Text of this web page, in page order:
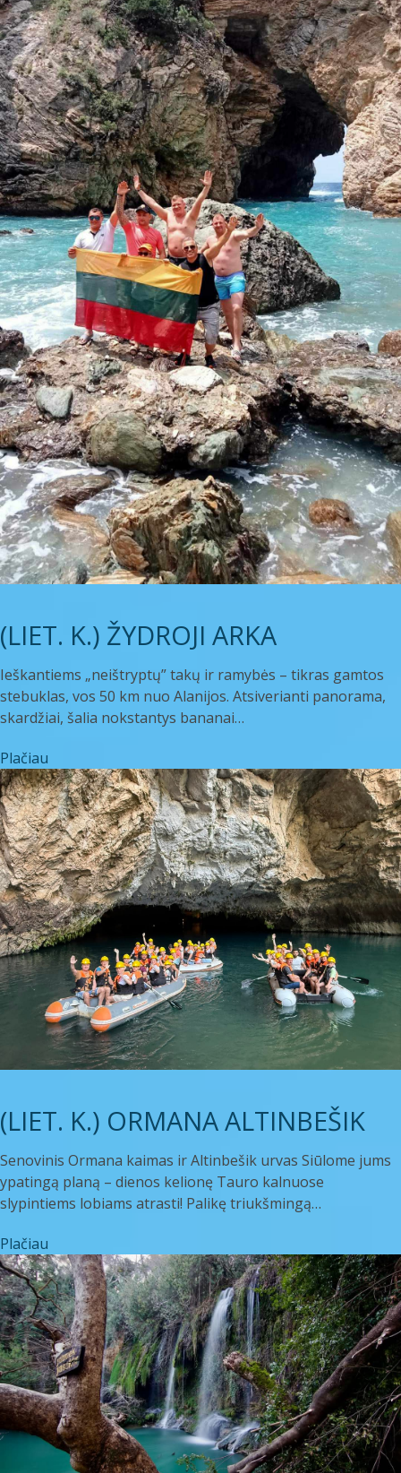
(LIET. K.) ŽYDROJI ARKA
Ieškantiems „neištryptų” takų ir ramybės – tikras gamtos
stebuklas, vos 50 km nuo Alanijos. Atsiverianti panorama,
skardžiai, šalia nokstantys bananai…
Plačiau
(LIET. K.) ORMANA ALTINBEŠIK
Senovinis Ormana kaimas ir Altinbešik urvas Siūlome jums
ypatingą planą – dienos kelionę Tauro kalnuose
slypintiems lobiams atrasti! Palikę triukšmingą…
Plačiau